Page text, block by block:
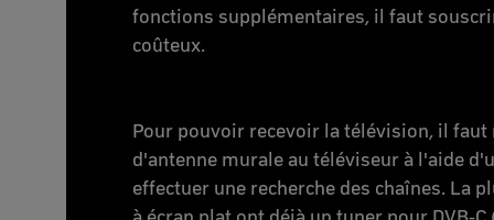
fonctions supplémentaires, il faut
coûteux.
Pour pouvoir recevoir la télévision, il faut
d'antenne murale au téléviseur à l'aide
effectuer une recherche des chaînes. La